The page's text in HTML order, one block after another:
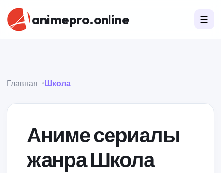
animepro.online ☰
Главная Школа
Аниме сериалы
жанра Школа